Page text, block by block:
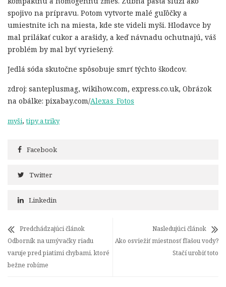
spojivo na prípravu. Potom vytvorte malé guľôčky a
umiestnite ich na miesta, kde ste videli myši. Hlodavce by
mal prilákať cukor a arašidy, a keď návnadu ochutnajú, váš
problém by mal byť vyriešený.
Jedlá sóda skutočne spôsobuje smrť týchto škodcov.
zdroj: santeplusmag, wikihow.com, express.co.uk, Obrázok
na obálke: pixabay.com/Alexas_Fotos
myši,tipy a triky
Facebook
Twitter
Linkedin
Predchádzajúci článok
Odborník na umývačky riadu
varuje pred piatimi chybami, ktoré
bežne robíme
Nasledujúci článok
Ako osviežiť miestnosť fľašou vody?
Stačí urobiť toto